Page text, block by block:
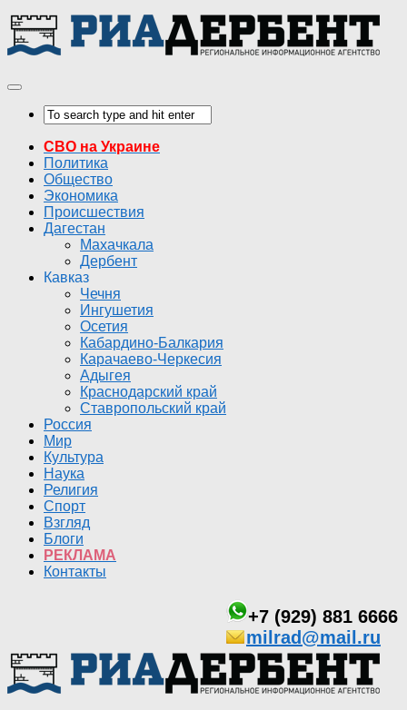
СВО на Украине
Политика
Общество
Экономика
Происшествия
Дагестан
Махачкала
Дербент
Кавказ
Чечня
Ингушетия
Осетия
Кабардино-Балкария
Карачаево-Черкесия
Адыгея
Краснодарский край
Ставропольский край
Россия
Мир
Культура
Наука
Религия
Спорт
Взгляд
Блоги
РЕКЛАМА
Контакты
+7 (929) 881 6666
milrad@mail.ru